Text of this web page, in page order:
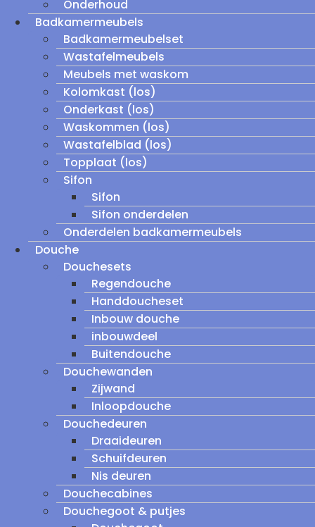
Onderhoud
Badkamermeubels
Badkamermeubelset
Wastafelmeubels
Meubels met waskom
Kolomkast (los)
Onderkast (los)
Waskommen (los)
Wastafelblad (los)
Topplaat (los)
Sifon
Sifon
Sifon onderdelen
Onderdelen badkamermeubels
Douche
Douchesets
Regendouche
Handdoucheset
Inbouw douche
inbouwdeel
Buitendouche
Douchewanden
Zijwand
Inloopdouche
Douchedeuren
Draaideuren
Schuifdeuren
Nis deuren
Douchecabines
Douchegoot & putjes